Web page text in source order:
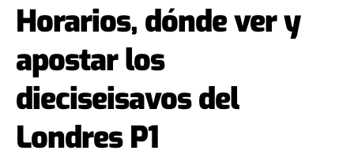
Horarios, dónde ver y
apostar los
dieciseisavos del
Londres P1